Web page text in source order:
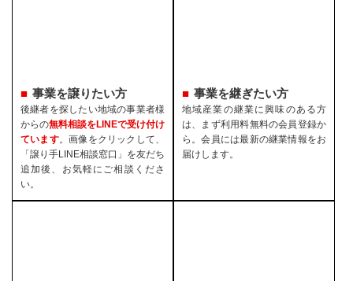
事業を譲りたい方
後継者を探したい地域の事業者様
からの無料相談をLINEで受け付け
ています。画像をクリックして、
「譲り手LINE相談窓口」を友だち
追加後、お気軽にご相談くださ
い。
事業を継ぎたい方
地域産業の継業に興味のある方
は、まず利用料無料の会員登録か
ら。会員には最新の継業情報をお
届けします。